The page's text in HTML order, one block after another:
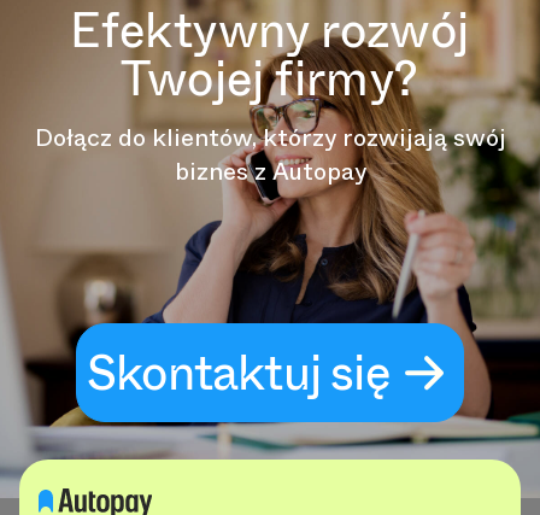
Efektywny rozwój
Twojej firmy?
Dołącz do klientów, którzy rozwijają swój
biznes z Autopay
Skontaktuj się